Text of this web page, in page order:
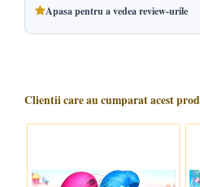
Apasa pentru a vedea review-urile
Clientii care au cumparat acest